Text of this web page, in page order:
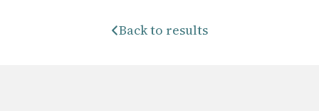
Back to results